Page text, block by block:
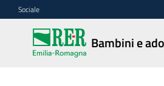
Vai al contenuto
Vai alla navigazione
Vai al footer
Sociale
Bambini e
Bambini e
adolescenti